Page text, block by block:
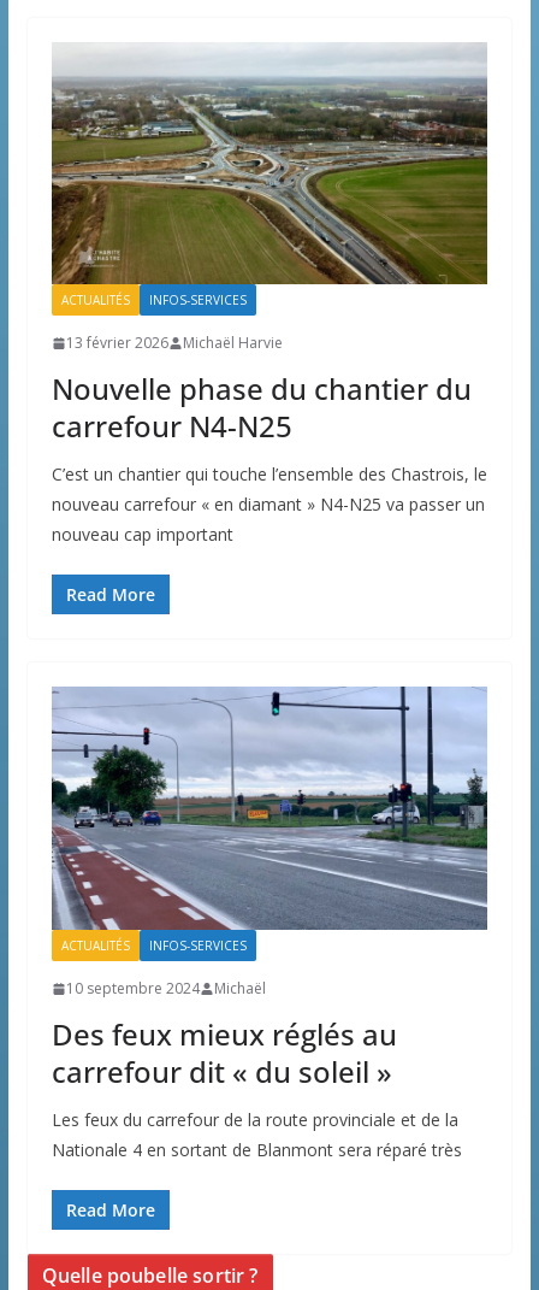
ACTUALITÉS INFOS-SERVICES
13 février 2026 Michaël Harvie
Nouvelle phase du chantier du
carrefour N4-N25
C’est un chantier qui touche l’ensemble des Chastrois, le
nouveau carrefour « en diamant » N4-N25 va passer un
nouveau cap important
Read More
ACTUALITÉS INFOS-SERVICES
10 septembre 2024 Michaël
Des feux mieux réglés au
carrefour dit « du soleil »
Les feux du carrefour de la route provinciale et de la
Nationale 4 en sortant de Blanmont sera réparé très
Read More
Quelle poubelle sortir ?